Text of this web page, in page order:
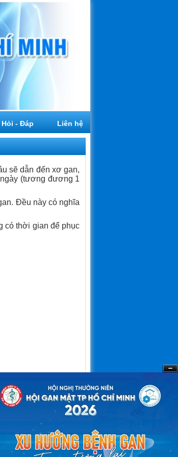
Hỏi - Đáp Liên hệ
sẽ dẫn đến xơ gan,
(tương đương 1
Đều này có nghĩa
có thời gian để phục